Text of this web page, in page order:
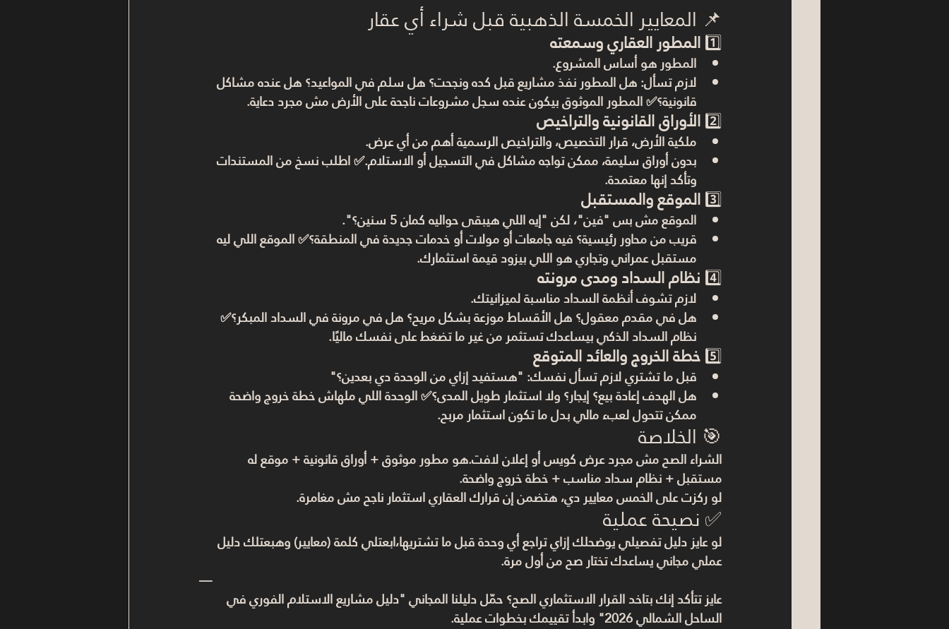
📌 المعايير الخمسة الذهبية قبل شراء أي عقار
1️⃣ المطور العقاري وسمعته
المطور هو أساس المشروع.
لازم تسأل: هل المطور نفذ مشاريع قبل كده ونجحت؟ هل سلم في المواعيد؟ هل عنده مشاكل
قانونية؟✅ المطور الموثوق بيكون عنده سجل مشروعات ناجحة على الأرض مش مجرد دعاية.
2️⃣ الأوراق القانونية والتراخيص
ملكية الأرض، قرار التخصيص، والتراخيص الرسمية أهم من أي عرض.
بدون أوراق سليمة، ممكن تواجه مشاكل في التسجيل أو الاستلام.✅ اطلب نسخ من المستندات
وتأكد إنها معتمدة.
3️⃣ الموقع والمستقبل
الموقع مش بس "فين"، لكن "إيه اللي هيبقى حواليه كمان 5 سنين؟".
قريب من محاور رئيسية؟ فيه جامعات أو مولات أو خدمات جديدة في المنطقة؟✅ الموقع اللي ليه
مستقبل عمراني وتجاري هو اللي بيزود قيمة استثمارك.
4️⃣ نظام السداد ومدى مرونته
لازم تشوف أنظمة السداد مناسبة لميزانيتك.
هل في مقدم معقول؟ هل الأقساط موزعة بشكل مريح؟ هل في مرونة في السداد المبكر؟✅
نظام السداد الذكي بيساعدك تستثمر من غير ما تضغط على نفسك ماليًا.
5️⃣ خطة الخروج والعائد المتوقع
قبل ما تشتري لازم تسأل نفسك: "هستفيد إزاي من الوحدة دي بعدين؟"
هل الهدف إعادة بيع؟ إيجار؟ ولا استثمار طويل المدى؟✅ الوحدة اللي ملهاش خطة خروج واضحة
ممكن تتحول لعبء مالي بدل ما تكون استثمار مربح.
🎯 الخلاصة
الشراء الصح مش مجرد عرض كويس أو إعلان لافت.هو مطور موثوق + أوراق قانونية + موقع له
مستقبل + نظام سداد مناسب + خطة خروج واضحة.
لو ركزت على الخمس معايير دي، هتضمن إن قرارك العقاري استثمار ناجح مش مغامرة.
✅ نصيحة عملية
لو عايز دليل تفصيلي يوضحلك إزاي تراجع أي وحدة قبل ما تشتريها،ابعتلي كلمة (معايير) وهبعتلك دليل
عملي مجاني يساعدك تختار صح من أول مرة.
—
عايز تتأكد إنك بتاخد القرار الاستثماري الصح؟ حمّل دليلنا المجاني "دليل مشاريع الاستلام الفوري في
الساحل الشمالي 2026" وابدأ تقييمك بخطوات عملية.